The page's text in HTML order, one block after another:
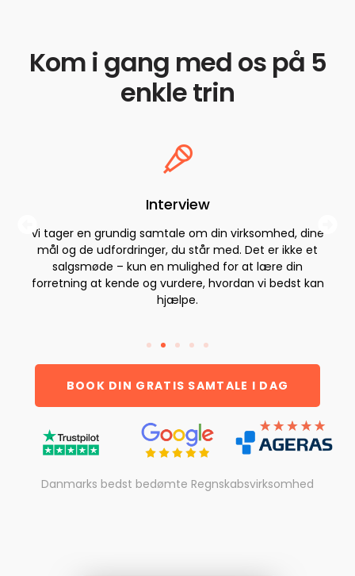
Kom i gang med os på 5
enkle trin
Interview
Vi tager en grundig samtale om din virksomhed, dine
mål og de udfordringer, du står med. Det er ikke et
salgsmøde – kun en mulighed for at lære din
forretning at kende og vurdere, hvordan vi bedst kan
hjælpe.
BOOK DIN GRATIS SAMTALE I DAG
Danmarks bedst bedømte Regnskabsvirksomhed